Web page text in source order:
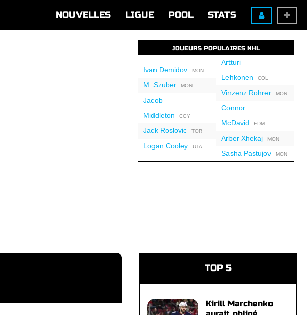
NOUVELLES LIGUE POOL STATS
JOUEURS POPULAIRES NHL
Ivan DemidovMON
M. SzuberMON
Jacob
Middleton CGY
Jack RoslovicTOR
Logan CooleyUTA
Artturi
Lehkonen COL
Vinzenz RohrerMON
Connor
McDavid EDM
Arber XhekajMON
Sasha PastujovMON
TOP 5
Kirill Marchenko